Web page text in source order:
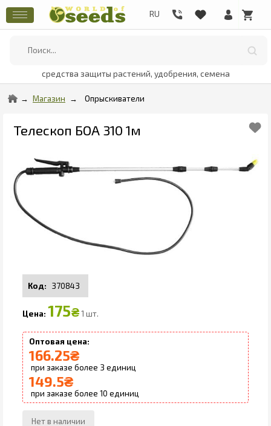
средства защиты растений, удобрения, семена
Магазин Опрыскиватели
Телескоп БОА 310 1м
370843
175₴ 1 шт.
166.25₴
3
149.5₴
10